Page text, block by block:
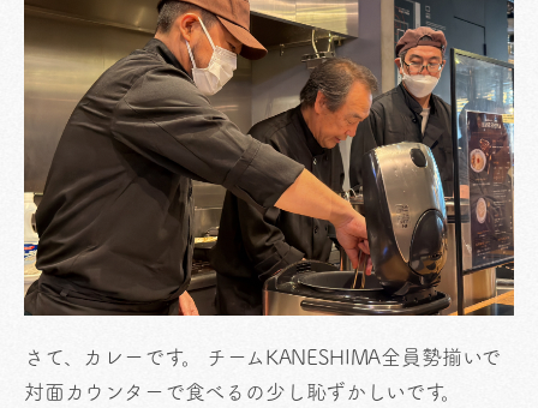
さて、カレーです。 チームKANESHIMA​全員勢揃いで
対面カウンターで食べるの少し恥ずかしいです。